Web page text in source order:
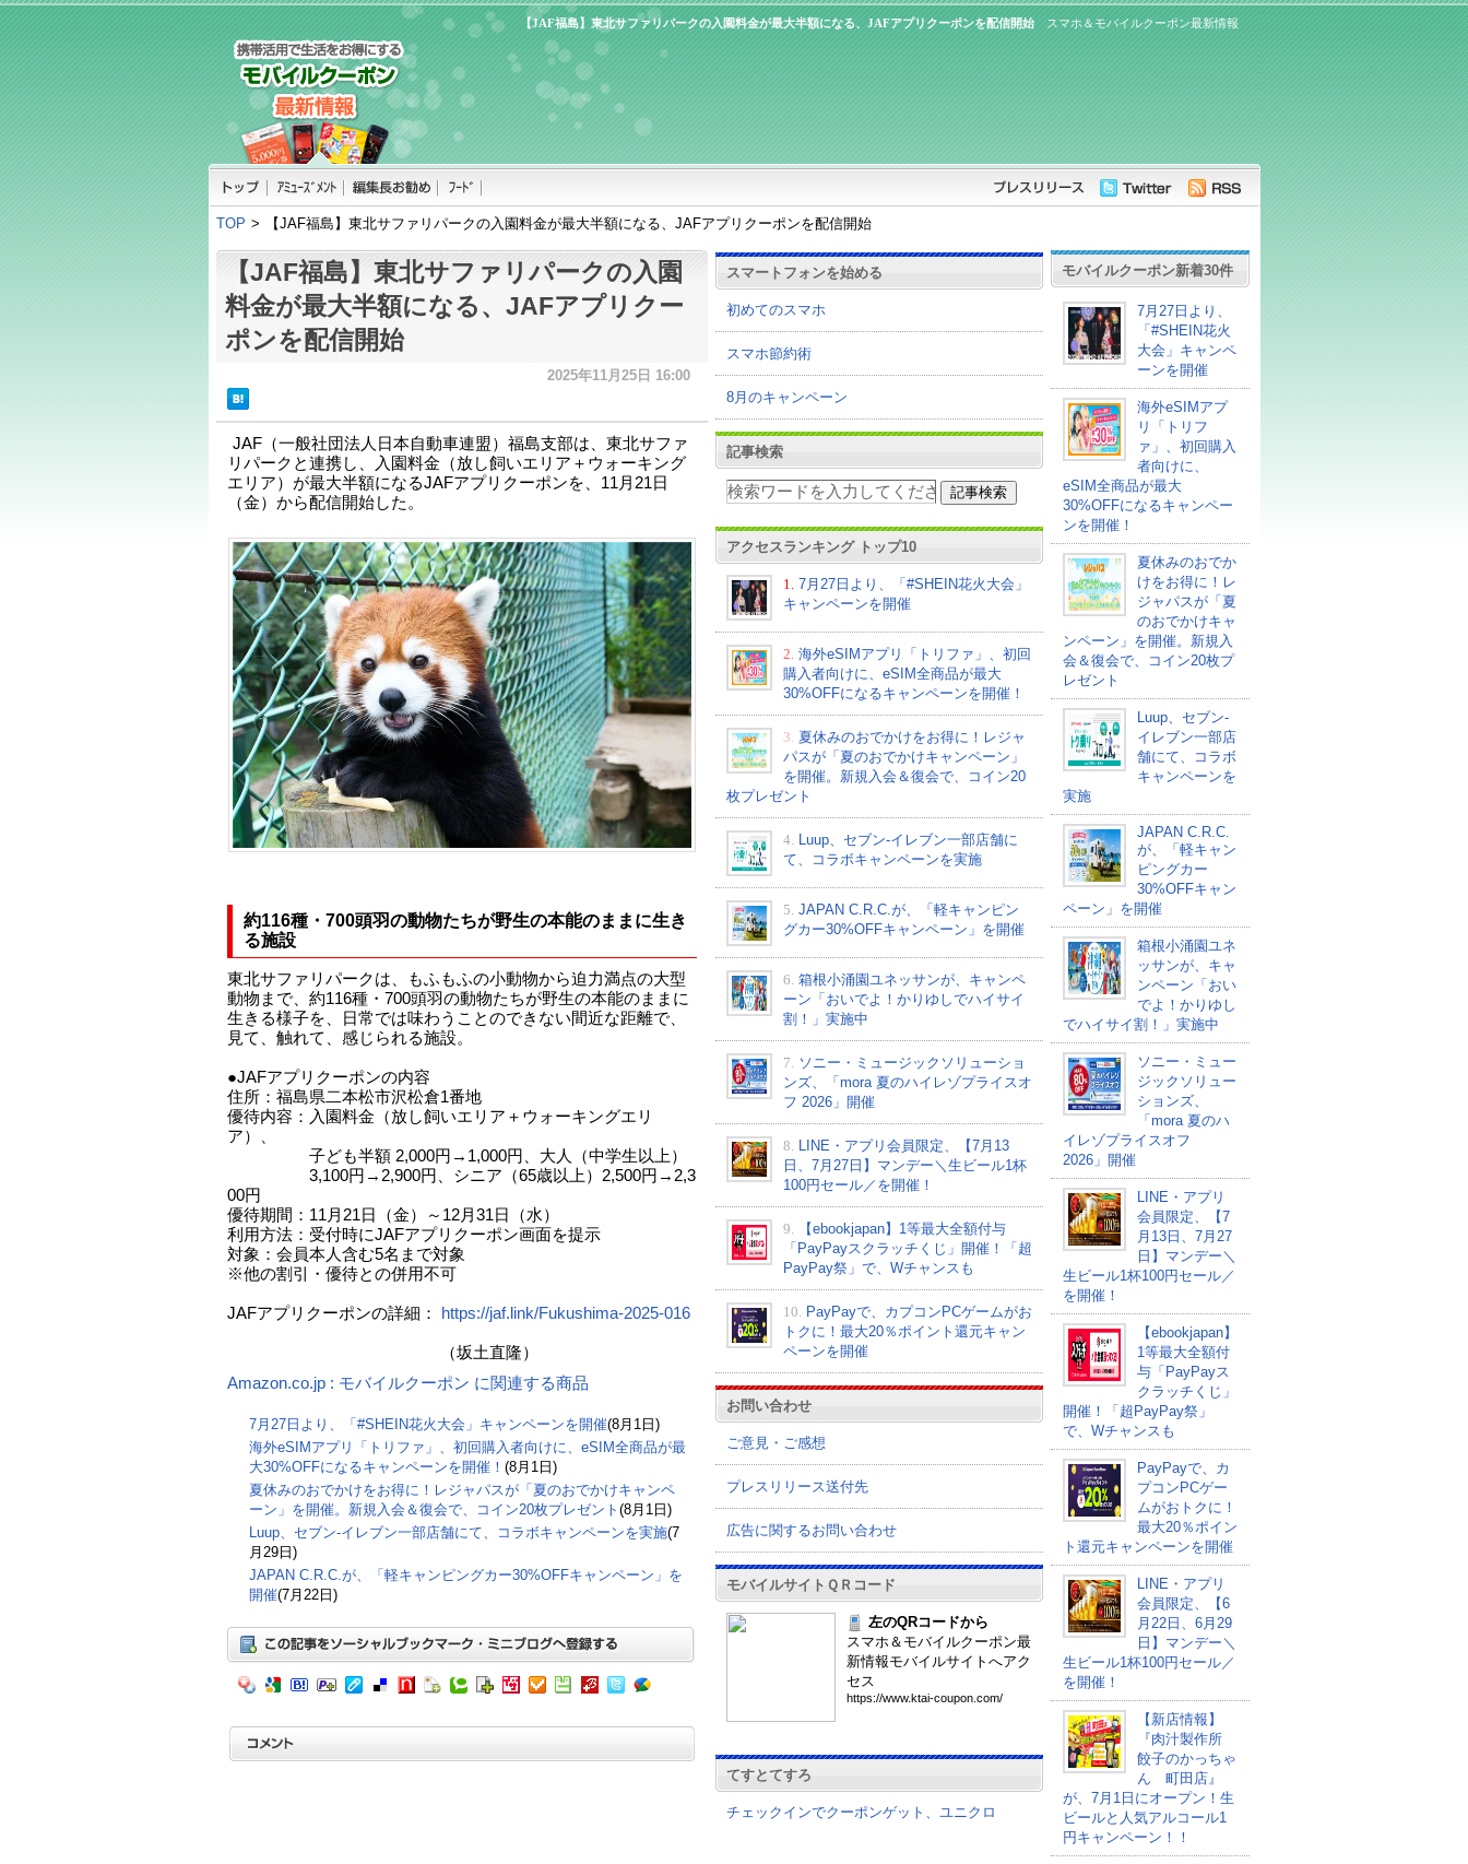
スマホ＆モバイルクーポン最新情報
【JAF福島】東北サファリパークの入園料金が最大半額になる、JAFアプリクーポンを配信開始
TOP > 【JAF福島】東北サファリパークの入園料金が最大半額になる、JAFアプリクーポンを配信開始
【JAF福島】東北サファリパークの入園
料金が最大半額になる、JAFアプリクー
ポンを配信開始
2025年11月25日 16:00
JAF（一般社団法人日本自動車連盟）福島支部は、東北サファ
リパークと連携し、入園料金（放し飼いエリア＋ウォーキング
エリア）が最大半額になるJAFアプリクーポンを、11月21日
（金）から配信開始した。
約116種・700頭羽の動物たちが野生の本能のままに生き
る施設
東北サファリパークは、もふもふの小動物から迫力満点の大型
動物まで、約116種・700頭羽の動物たちが野生の本能のままに
生きる様子を、日常では味わうことのできない間近な距離で、
見て、触れて、感じられる施設。
●JAFアプリクーポンの内容
住所：福島県二本松市沢松倉1番地
優待内容：入園料金（放し飼いエリア＋ウォーキングエリ
ア）、
子ども半額 2,000円→1,000円、大人（中学生以上）
3,100円→2,900円、シニア（65歳以上）2,500円→2,3
00円
優待期間：11月21日（金）～12月31日（水）
利用方法：受付時にJAFアプリクーポン画面を提示
対象：会員本人含む5名まで対象
※他の割引・優待との併用不可
JAFアプリクーポンの詳細： https://jaf.link/Fukushima-2025-016
（坂土直隆）
Amazon.co.jp : モバイルクーポン に関連する商品
7月27日より、「#SHEIN花火大会」キャンペーンを開催(8月1日)
海外eSIMアプリ「トリファ」、初回購入者向けに、eSIM全商品が最
大30%OFFになるキャンペーンを開催！ (8月1日)
夏休みのおでかけをお得に！レジャパスが「夏のおでかけキャンペ
ーン」を開催。新規入会＆復会で、コイン20枚プレゼント (8月1日)
Luup、セブン‐イレブン一部店舗にて、コラボキャンペーンを実施(7
月29日)
JAPAN C.R.C.が、「軽キャンピングカー30%OFFキャンペーン」を
開催(7月22日)
スマートフォンを始める
初めてのスマホ
スマホ節約術
8月のキャンペーン
記事検索
アクセスランキング トップ10
1.
7月27日より、「#SHEIN花火大会」
キャンペーンを開催
2. 海外eSIMアプリ「トリファ」、初回
購入者向けに、eSIM全商品が最大
30%OFFになるキャンペーンを開催！
3. 夏休みのおでかけをお得に！レジャ
パスが「夏のおでかけキャンペーン」
を開催。新規入会＆復会で、コイン20
枚プレゼント
4. Luup、セブン‐イレブン一部店舗に
て、コラボキャンペーンを実施
5. JAPAN C.R.C.が、「軽キャンピン
グカー30%OFFキャンペーン」を開催
6. 箱根小涌園ユネッサンが、キャンペ
ーン「おいでよ！かりゆしでハイサイ
割！」実施中
7.
ソニー・ミュージックソリューショ
ンズ、「mora 夏のハイレゾプライスオ
フ 2026」開催
8. LINE・アプリ会員限定、【7月13
日、7月27日】マンデー＼生ビール1杯
100円セール／を開催！
9.
【ebookjapan】1等最大全額付与
「PayPayスクラッチくじ」開催！「超
PayPay祭」で、Wチャンスも
10. PayPayで、カプコンPCゲームがお
トクに！最大20％ポイント還元キャン
ペーンを開催
お問い合わせ
ご意見・ご感想
プレスリリース送付先
広告に関するお問い合わせ
モバイルサイトＱＲコード
左のQRコードから
スマホ＆モバイルクーポン最
新情報モバイルサイトへアク
セス
https://www.ktai-coupon. com/
てすとてすろ
チェックインでクーポンゲット、ユニクロ
モバイルクーポン新着30件
7月27日より、
「#SHEIN花火
大会」キャンペ
ーンを開催
海外eSIMアプ
リ「トリフ
ァ」、初回購入
者向けに、
eSIM全商品が最大
30%OFFになるキャンペー
ンを開催！
夏休みのおでか
けをお得に！レ
ジャパスが「夏
のおでかけキャ
ンペーン」を開催。新規入
会＆復会で、コイン20枚プ
レゼント
Luup、セブン‐
イレブン一部店
舗にて、コラボ
キャンペーンを
実施
JAPAN C.R.C.
が、「軽キャン
ピングカー
30%OFFキャン
ペーン」を開催
箱根小涌園ユネ
ッサンが、キャ
ンペーン「おい
でよ！かりゆし
でハイサイ割！」実施中
ソニー・ミュー
ジックソリュー
ションズ、
「mora 夏のハ
イレゾプライスオフ
2026」開催
LINE・アプリ
会員限定、【7
月13日、7月27
日】マンデー＼
生ビール1杯100円セール／
を開催！
【ebookjapan】
1等最大全額付
与「PayPayス
クラッチくじ」
開催！「超PayPay祭」
で、Wチャンスも
PayPayで、カ
プコンPCゲー
ムがおトクに！
最大20％ポイン
ト還元キャンペーンを開催
LINE・アプリ
会員限定、【6
月22日、6月29
日】マンデー＼
生ビール1杯100円セール／
を開催！
【新店情報】
『肉汁製作所
餃子のかっちゃ
ん 町田店』
が、7月1日にオープン！生
ビールと人気アルコール1
円キャンペーン！！